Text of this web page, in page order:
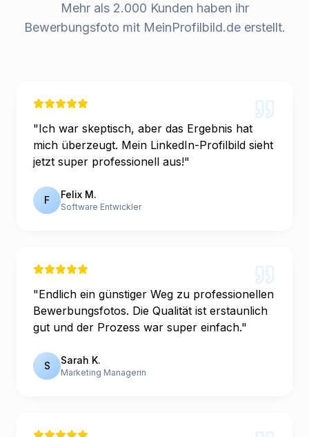
Mehr als 2.000 Kunden haben ihr
Bewerbungsfoto mit MeinProfilbild.de erstellt.
"Ich war skeptisch, aber das Ergebnis hat
mich überzeugt. Mein LinkedIn-Profilbild sieht
jetzt super professionell aus!"
F Felix M.
Software Entwickler
"Endlich ein günstiger Weg zu professionellen
Bewerbungsfotos. Die Qualität ist erstaunlich
gut und der Prozess war super einfach."
S Sarah K.
Marketing Managerin